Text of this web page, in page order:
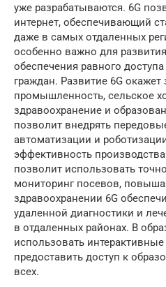
уже разрабатываются. 6G
интернет, обеспечивающий
даже в самых отдаленных
особенно важно для
обеспечения равного
граждан. Развитие 6G
промышленность, сельское
здравоохранение и
позволит внедрять
автоматизации и
эффективность
позволит использовать
мониторинг посевов,
здравоохранении 6G
удаленной диагностики и
в отдаленных районах. В
использовать
предоставить доступ к
всех.